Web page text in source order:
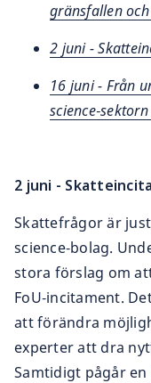
gränsfallen
2 juni -
16 juni - Från
2 juni -
Skattefrågor är
science‑bolag.
stora förslag om
FoU‑incitament.
att förändra
experter att dra
Samtidigt pågår